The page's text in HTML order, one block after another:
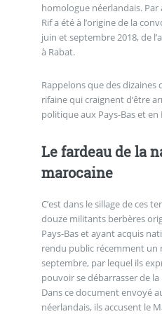
homologue néerlandais.
Rif a été à l’origine de la
juin et septembre 2018, de
à Rabat.
Rappelons que des dizaines
rifaine qui craignent d’être
politique aux Pays-Bas et en
Le fardeau de la
marocaine
C’est dans le sillage de ces
douze militants berbères
Pays-Bas et ayant acquis
rendu public récemment un
septembre, par lequel ils
pouvoir se débarrasser de
Dans ce document envoyé
néerlandais, ils accusent le